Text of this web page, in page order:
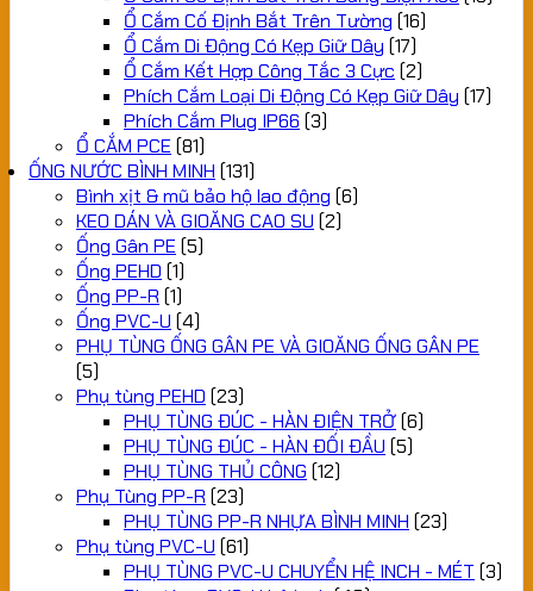
Ổ Cắm Cố Định Bắt Trên Tường (16)
Ổ Cắm Di Động Có Kẹp Giữ Dây (17)
Ổ Cắm Kết Hợp Công Tắc 3 Cực (2)
Phích Cắm Loại Di Động Có Kẹp Giữ Dây (17)
Phích Cắm Plug IP66 (3)
Ổ CẮM PCE (81)
ỐNG NƯỚC BÌNH MINH (131)
Bình xịt & mũ bảo hộ lao động (6)
KEO DÁN VÀ GIOĂNG CAO SU (2)
Ống Gân PE (5)
Ống PEHD (1)
Ống PP-R (1)
Ống PVC-U (4)
PHỤ TÙNG ỐNG GÂN PE VÀ GIOĂNG ỐNG GÂN PE
(5)
Phụ tùng PEHD (23)
PHỤ TÙNG ĐÚC - HÀN ĐIỆN TRỞ(6)
PHỤ TÙNG ĐÚC - HÀN ĐỐI ĐẦU (5)
PHỤ TÙNG THỦ CÔNG (12)
Phụ Tùng PP-R (23)
PHỤ TÙNG PP-R NHỰA BÌNH MINH (23)
Phụ tùng PVC-U (61)
PHỤ TÙNG PVC-U CHUYỂN HỆ INCH - MÉT (3)